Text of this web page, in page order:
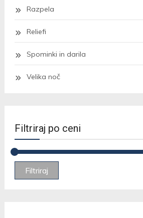
Razpela
Reliefi
Spominki in darila
Velika noč
Filtriraj po ceni
Filtriraj